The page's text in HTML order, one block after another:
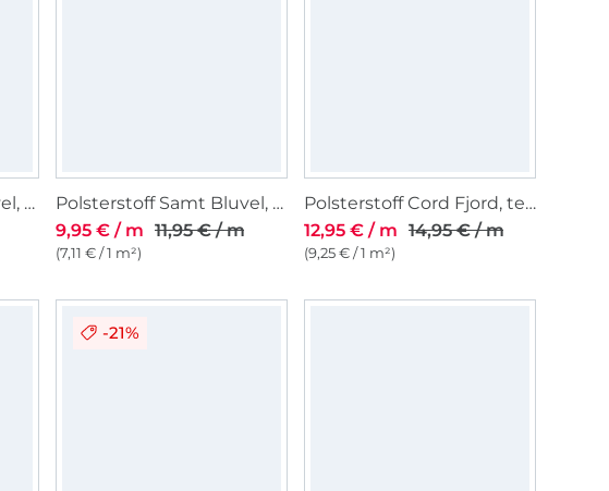
Polsterstoff Samt Bluvel, dunkelgrün
Polsterstoff Samt Bluvel, dunkelblau
9,95 € / m 11,95 € / m
(7,11 € / 1 m²)
Polsterstoff Cord Fjord, terracotta
12,95 € / m 14,95 € / m
(9,25 € / 1 m²)
-21%